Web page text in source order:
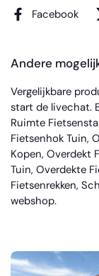
Facebook
Andere
Vergelijkbare
start de livechat.
Ruimte
Fietsenhok Tuin,
Kopen, Overdekt
Tuin, Overdekte
Fietsenrekken,
webshop.